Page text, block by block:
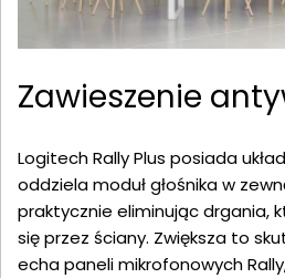
Zawieszenie
Logitech Rally Plus posiada
oddziela moduł głośnika w
praktycznie eliminując drgania,
się przez ściany. Zwiększa to
echa paneli mikrofonowych